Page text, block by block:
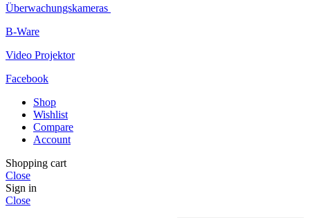
Überwachungskameras
B-Ware
Video Projektor
Facebook
Shop
Wishlist
Compare
Account
Shopping cart
Close
Sign in
Close